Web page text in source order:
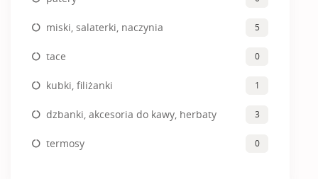
miski, salaterki, naczynia 5
tace 0
kubki, filiżanki 1
dzbanki, akcesoria do kawy, herbaty 3
termosy 0